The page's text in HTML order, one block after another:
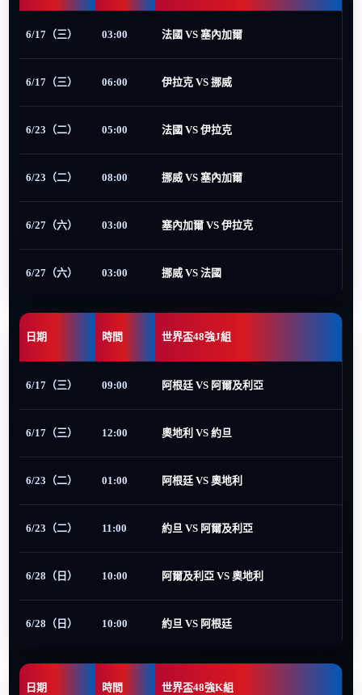
6/17（三） 03:00 法國 VS 塞內加爾
6/17（三） 06:00 伊拉克 VS 挪威
6/23（二） 05:00 法國 VS 伊拉克
6/23（二） 08:00 挪威 VS 塞內加爾
6/27（六） 03:00 塞內加爾 VS 伊拉克
6/27（六） 03:00 挪威 VS 法國
日期 時間 世界盃48強J組
6/17（三） 09:00 阿根廷 VS 阿爾及利亞
6/17（三） 12:00 奧地利 VS 約旦
6/23（二） 01:00 阿根廷 VS 奧地利
6/23（二） 11:00 約旦 VS 阿爾及利亞
6/28（日） 10:00 阿爾及利亞 VS 奧地利
6/28（日） 10:00 約旦 VS 阿根廷
日期 時間 世界盃48強K組